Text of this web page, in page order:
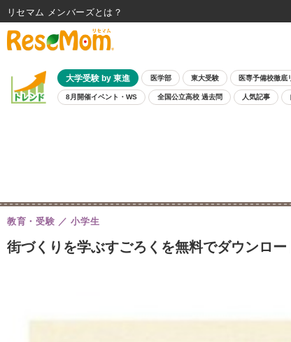
大学受験 by 東進 医学部 東大受験 医専予備校徹底
8月開催イベント・WS 全国公立高校 過去問 人気記事
街づくりを学ぶすごろくを無料でダウンロ
教育・受験 小学生
リセマム メンバーズ